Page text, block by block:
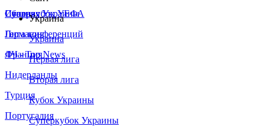
Сборная Украины
Италия
Германия
Франция
Нидерланды
Турция
Португалия
Суперкубок УЕФА
Лига конференций
ЛЧ - Top News
Украина
Украина
Первая лига
Вторая лига
Кубок Украины
Суперкубок Украины